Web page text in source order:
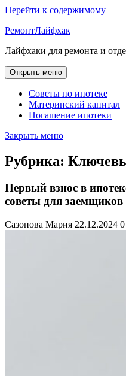
Перейти к содержимому
РемонтЛайфхак
Лайфхаки для ремонта и
Открыть меню
Советы по ипотеке
Материнский капитал
Погашение ипотеки
Закрыть меню
Рубрика:
Первый взнос в
советы для заемщиков
Сазонова Мария 22.12.2024